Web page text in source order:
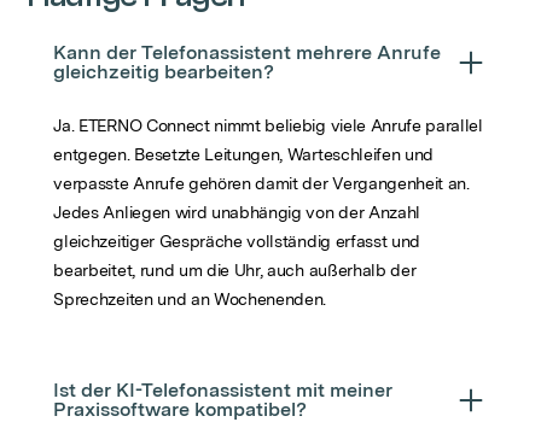
Kann der Telefonassistent mehrere Anrufe
gleichzeitig bearbeiten?
Ja. ETERNO Connect nimmt beliebig viele Anrufe parallel
entgegen. Besetzte Leitungen, Warteschleifen und
verpasste Anrufe gehören damit der Vergangenheit an.
Jedes Anliegen wird unabhängig von der Anzahl
gleichzeitiger Gespräche vollständig erfasst und
bearbeitet, rund um die Uhr, auch außerhalb der
Sprechzeiten und an Wochenenden.
Ist der KI-Telefonassistent mit meiner
Praxissoftware kompatibel?